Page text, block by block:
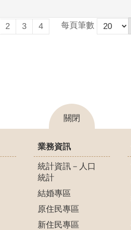
2 3 4 每頁筆數
關閉
業務資訊
統計資訊－人口
統計
結婚專區
原住民專區
新住民專區